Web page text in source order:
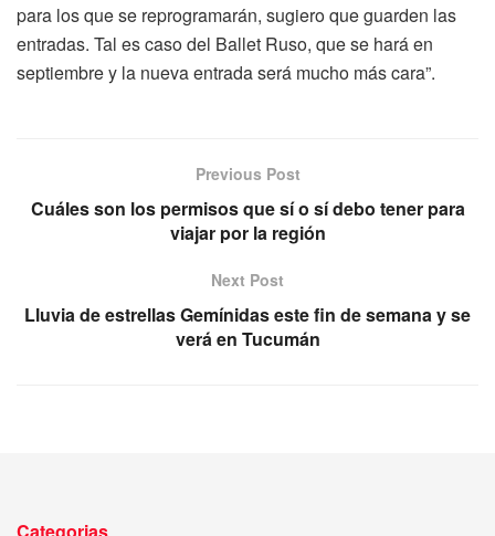
para los que se reprogramarán, sugiero que guarden las
entradas. Tal es caso del Ballet Ruso, que se hará en
septiembre y la nueva entrada será mucho más cara”.
Previous Post
Cuáles son los permisos que sí o sí debo tener para
viajar por la región
Next Post
Lluvia de estrellas Gemínidas este fin de semana y se
verá en Tucumán
Categorias